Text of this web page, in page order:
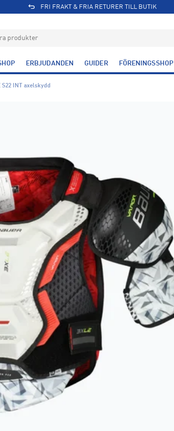
FRI FRAKT & FRIA RETURER TILL BUTIK
ERBJUDANDEN GUIDER FÖRENINGSSHOP
S22 INT axelskydd